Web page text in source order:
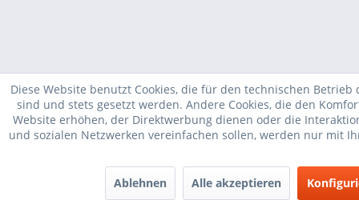
Diese Website benutzt Cookies, die für den technischen
sind und stets gesetzt werden. Andere Cookies, die den
Website erhöhen, der Direktwerbung dienen oder die
und sozialen Netzwerken vereinfachen sollen, werden nur mit
Ablehnen Alle akzeptieren